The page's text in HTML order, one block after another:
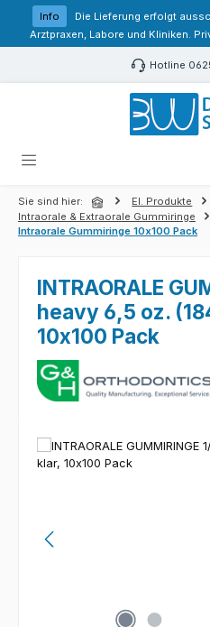
Zum Hauptinhalt springen
Info
Die Lieferung erfolgt
Arztpraxen, Labore und Kliniken.
Hotline
Sie sind hier:
El. Produkte
Intraorale & Extraorale Gummiringe
Intraorale Gummiringe 10x100 Pack
INTRAORALE
heavy 6,5 oz.
10x100 Pack
Bildergalerie überspringen